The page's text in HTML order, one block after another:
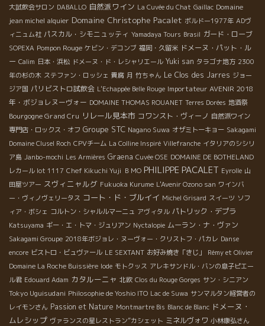
大試飲会サロン DABALLO 自然派ワイン La Cuvée du Chat Gaillac Domaine
jean michel alquier Domaine Christophe Pacalet ボルドー1977年 ADヴ
ィニュム社 パスカル・シモニュッティ Yamadaya Tours Brasil ガード・ローブ
SOPEXA Pompon Rouge ケビン・デコンブ 福岡・久留米 ドメーヌ・パット・ル
ー Calim 日本・浜松 ドメーヌ・ド・レシャリエール Yuki san タラゴナ地方 2300
年の杉の木 ステファン・ロッシェ 貴腐 月 竹ちゃん Le Clos des Jarres ジョー
ジア国 パリビストロ試飲会 L'Echappée Belle Rouge Importateur AVENIR 2018
年・ボジョレヌーヴォー DOMAINE THOMAS ROUANET Terres Dorées 地酒祭
Bourgogne Grand Cru リレール見本市 コワンスト・ヴィーノ 自然派ワイン
専門店・ロックス・オフ Groupe STC Nagano Suwa オザミトーキョー Sakagami
Domaine Clusel Roch CPVチーム La Colline Inspiré Villefranche イタリアのシシリ
ア島 Janbo-mochi Les Armières Graena Cuvée OSE DOMAINE DE BOTHELAND
レカール lot 1117 Chef Kikuchi Yuji ＢＭО PHILIPPE PACALET Eyrolle 山
田屋ツアー スヴィニャルグ Fukuoka Kurume L'Avenir Ozono san ワインバ
ー・ヴィノヴェリータス コート・ド・ブルイイ Michel Grisard スイーツ ソフ
ィア・ボシェ コルトン・シャルルマーニュ アヴィタル パトリック・デプラ
Katsuyama ギー・エ・トマ・ジュリアン Nyctalopie ムーラン・ナ・ヴァン
Sakagami Groupe 2018年ボジョレ・ヌーヴォー・クリストフ・パカレ Danse
encore ビストロ・ビュヴァール LE SEXTANT お好み焼き「きじ」
Rémy et Olivier
Domaine La Roche Buissière Iode モトクッス アレキサンドル・バンの息子ピエー
ル君 Edouard Adam カタルーニャ 北欧 Clos du Rouge Gorges サン・シニアン
Tokyo Uguisudani Philosophie de Yoshio ITO Lac de Suwa サンマルタン経営者の
レイモンさん Passion et Nature Montmartre Bis Blanc de Blanc ドメーヌ・
ムレシップ ヴァランスの星レストラン”カシェット ミネルヴォワ 小林康弘さん